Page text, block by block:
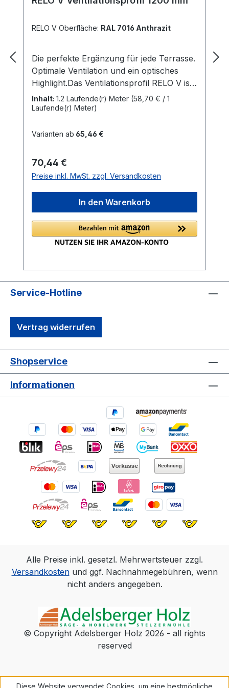
RELO V Oberfläche: RAL 7016 Anthrazit
Die perfekte Ergänzung für jede Terrasse.
Optimale Ventilation und ein optisches
Highlight.Das Ventilationsprofil RELO V ist
die perfekte Ergänzung für jede
Terrasse. Das aus Aluminium gefertigte
integriert sich perfekt in jede Terrasse und
den angrenzenden Objekten.Mit einer
Breite von 150 mm entspricht RELO V der
Flachdachregel und ermöglicht eine
optimale Belüftung der Unterkonstruktion
Terrassendielen.Verschmutzungen durch
Spritzwasser an angrenzenden Objekten
wie z.B. Hausfassaden, Türen,
deutlich reduziert.Überblick RELO VRELO
VA Auflagerprofil
(Zubehör)Abmessungen:1.200 x 150 x 20
EN AW 6060Aluminium EN AW
6060Oberfläche:Silber Eloxiert E6/EV1 ǀ
7016Zubehör:RELO VA
AuflagerprofilRELO VB Abschlussblende
pressblankRELO VU Unterleger-
mmEPDM Unterleger GUMO L 2 – 8 mmje
nach Höhenausgleich
Inhalt: 1.2 Laufende(r) Meter (58,70 € / 1
Laufende(r) Meter)
Varianten ab 65,46 €
Regulärer Preis:
70,44 €
Preise inkl. MwSt. zzgl. Versandkosten
In den Warenkorb
Service-Hotline
Vertrag widerrufen
Shopservice
Informationen
Alle Preise inkl. gesetzl. Mehrwertsteuer zzgl.
Versandkostenund ggf. Nachnahmegebühren, wenn
nicht anders angegeben.
© Copyright Adelsberger Holz 2026 - all rights
reserved
Diese Website verwendet Cookies, um eine bestmögliche